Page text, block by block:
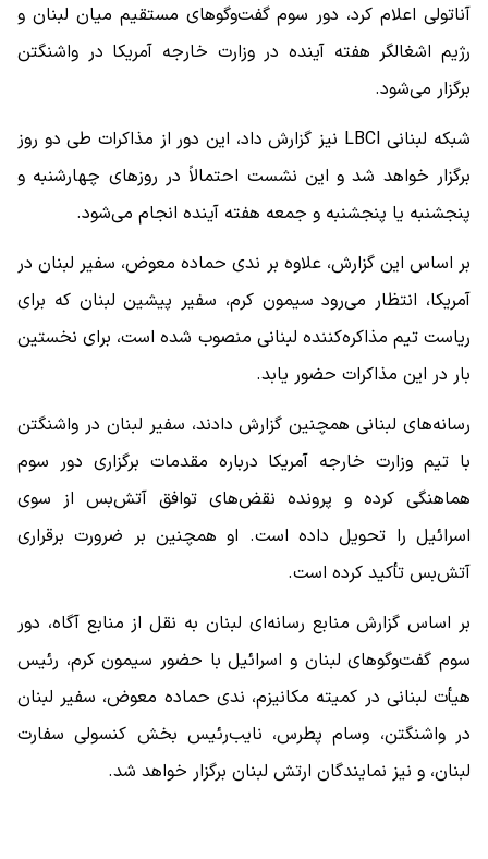
آناتولی اعلام کرد، دور سوم گفت‌وگوهای مستقیم میان لبنان و
رژیم اشغالگر هفته آینده در وزارت خارجه آمریکا در واشنگتن
برگزار می‌شود.
شبکه لبنانی LBCI نیز گزارش داد، این دور از مذاکرات طی دو روز
برگزار خواهد شد و این نشست احتمالاً در روزهای چهارشنبه و
پنجشنبه یا پنجشنبه و جمعه هفته آینده انجام می‌شود.
بر اساس این گزارش، علاوه بر ندی حماده معوض، سفیر لبنان در
آمریکا، انتظار می‌رود سیمون کرم، سفیر پیشین لبنان که برای
ریاست تیم مذاکره‌کننده لبنانی منصوب شده است، برای نخستین
بار در این مذاکرات حضور یابد.
رسانه‌های لبنانی همچنین گزارش دادند، سفیر لبنان در واشنگتن
با تیم وزارت خارجه آمریکا درباره مقدمات برگزاری دور سوم
هماهنگی کرده و پرونده نقض‌های توافق آتش‌بس از سوی
اسرائیل را تحویل داده است. او همچنین بر ضرورت برقراری
آتش‌بس تأکید کرده است.
بر اساس گزارش منابع رسانه‌ای لبنان به نقل از منابع آگاه، دور
سوم گفت‌وگوهای لبنان و اسرائیل با حضور سیمون کرم، رئیس
هیأت لبنانی در کمیته مکانیزم، ندی حماده معوض، سفیر لبنان
در واشنگتن، وسام پطرس، نایب‌رئیس بخش کنسولی سفارت
لبنان، و نیز نمایندگان ارتش لبنان برگزار خواهد شد.